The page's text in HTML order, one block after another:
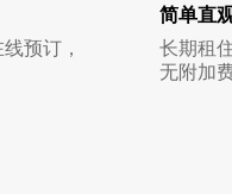
预订，
简单直
长期租
无附加